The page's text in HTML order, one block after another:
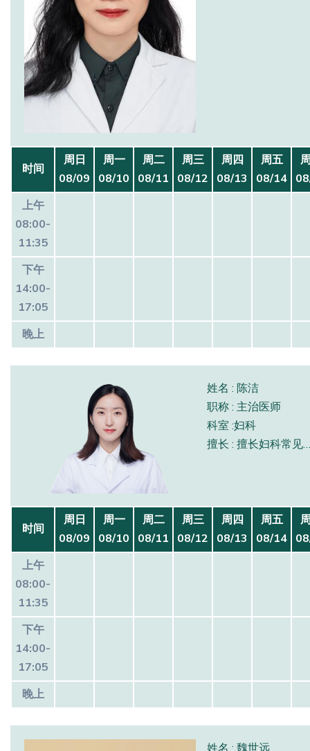
时间
周日
08/09
周一
08/10
周二
08/11
周三
08/12
周四
08/13
周五
08/14
上午
08:00-
11:35
下午
14:00-
17:05
晚上
姓名 : 陈洁
职称 : 主治医师
科室 :妇科
擅长 : 擅长妇科常见病、多发病及妇科急腹症的诊治
时间
周日
08/09
周一
08/10
周二
08/11
周三
08/12
周四
08/13
周五
08/14
上午
08:00-
11:35
下午
14:00-
17:05
晚上